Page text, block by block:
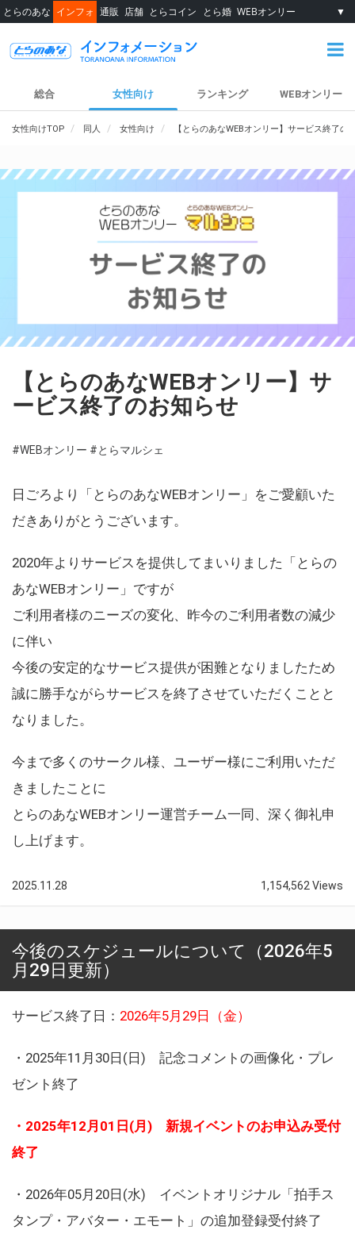
とらのあな インフォ 通販 店舗 とらコイン とら婚 WEBオンリー ▼
総合 女性向け ランキング WEBオンリー
女性向けTOP 同人 女性向け 【とらのあなWEBオンリー】サービス終了の
【とらのあなWEBオンリー】サ
ービス終了のお知らせ
#WEBオンリー #とらマルシェ
日ごろより「とらのあなWEBオンリー」をご愛顧いた
だきありがとうございます。
2020年よりサービスを提供してまいりました「とらの
あなWEBオンリー」ですが
ご利用者様のニーズの変化、昨今のご利用者数の減少
に伴い
今後の安定的なサービス提供が困難となりましたため
誠に勝手ながらサービスを終了させていただくことと
なりました。
今まで多くのサークル様、ユーザー様にご利用いただ
きましたことに
とらのあなWEBオンリー運営チーム一同、深く御礼申
し上げます。
2025.11.28 1,154,562 Views
今後のスケジュールについて（2026年5
月29日更新）
サービス終了日： 2026年5月29日（金）
・2025年11月30日(日) 記念コメントの画像化・プレ
ゼント終了
・2025年12月01日(月) 新規イベントのお申込み受付
終了
・2026年05月20日(水) イベントオリジナル「拍手ス
タンプ・アバター・エモート」の追加登録受付終了